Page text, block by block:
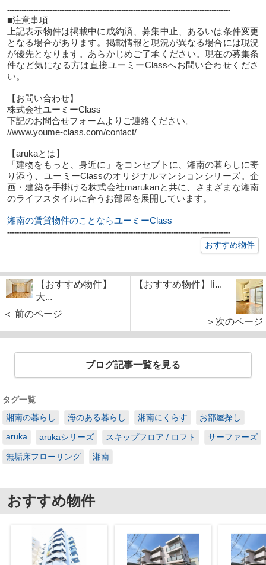
----------------------------------------------------------------------------------------------
■注意事項
上記表示物件は掲載中に成約済、募集中止、あるいは条件変更
となる場合があります。掲載情報と現況が異なる場合には現況
が優先となります。あらかじめご了承ください。現在の募集条
件など気になる方は直接ユーミーClassへお問い合わせくださ
い。
【お問い合わせ】
株式会社ユーミーClass
下記のお問合せフォームよりご連絡ください。
//www.youme-class.com/contact/
【arukaとは】
「建物をもっと、身近に」をコンセプトに、湘南の暮らしに寄
り添う、ユーミーClassのオリジナルマンションシリーズ。企
画・建築を手掛ける株式会社marukanと共に、さまざまな湘南
のライフスタイルに合うお部屋を展開しています。
湘南の賃貸物件のことならユーミーClass
----------------------------------------------------------------------------------------------
おすすめ物件
【おすすめ物件】
大...
＜ 前のページ
【おすすめ物件】li...
＞次のページ
ブログ記事一覧を見る
タグ一覧
湘南の暮らし
海のある暮らし 湘南にくらす
お部屋探し
aruka
arukaシリーズ スキップフロア / ロフト サーファーズ
無垢床フローリング 湘南
おすすめ物件